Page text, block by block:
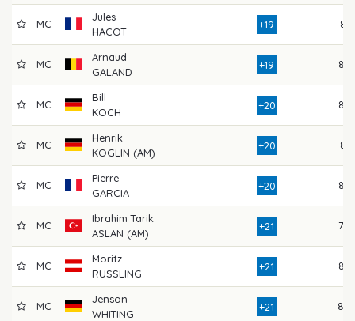
MC
Jules
HACOT
+19 81
MC
Arnaud
GALAND
+19 84
MC
Bill
KOCH
+20 82
MC
Henrik
KOGLIN (AM)
+20 81
MC
Pierre
GARCIA
+20 85
MC
Ibrahim Tarik
ASLAN (AM)
+21 79
MC
Moritz
RUSSLING
+21 83
MC
Jenson
WHITING
+21 80